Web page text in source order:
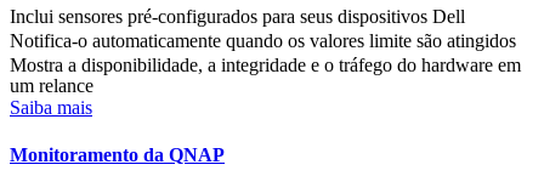
Inclui sensores pré-configurados para seus dispositivos Dell
Notifica-o automaticamente quando os valores limite são atingidos
Mostra a disponibilidade, a integridade e o tráfego do hardware em
um relance
Saiba mais
Monitoramento da QNAP